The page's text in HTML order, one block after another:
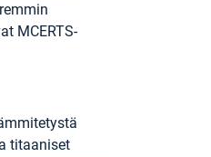
MCERTS-
titaaniset